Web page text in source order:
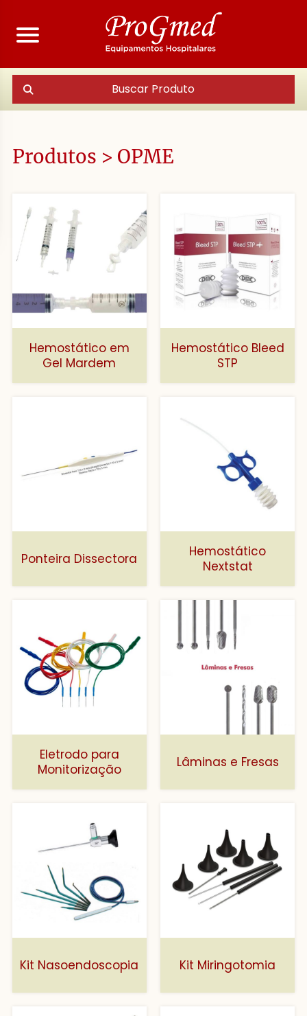
Buscar Produto
Produtos > OPME
Hemostático em
Gel Mardem
Hemostático Bleed
STP
Ponteira Dissectora
Hemostático
Nextstat
Eletrodo para
Monitorização
Lâminas e Fresas
Kit Nasoendoscopia Kit Miringotomia